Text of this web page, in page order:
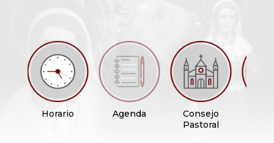
Horario Agenda
Consejo
Pastoral